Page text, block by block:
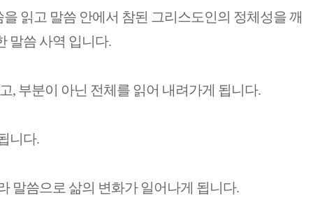
읽고 말씀 안에서 참된 그리스도인의 정체성을 깨
말씀 사역 입니다.
, 부분이 아닌 전체를 읽어 내려가게 됩니다.
니다.
말씀으로 삶의 변화가 일어나게 됩니다.